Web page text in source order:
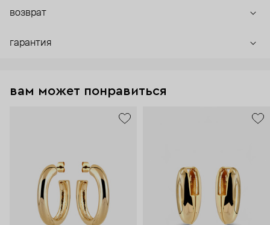
возврат
гарантия
вам может понравиться